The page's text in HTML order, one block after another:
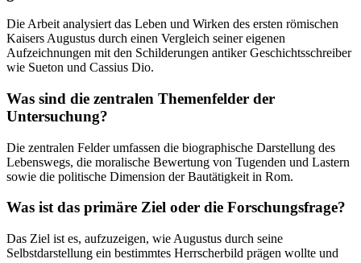
Die Arbeit analysiert das Leben und Wirken des ersten römischen
Kaisers Augustus durch einen Vergleich seiner eigenen
Aufzeichnungen mit den Schilderungen antiker Geschichtsschreiber
wie Sueton und Cassius Dio.
Was sind die zentralen Themenfelder der
Untersuchung?
Die zentralen Felder umfassen die biographische Darstellung des
Lebenswegs, die moralische Bewertung von Tugenden und Lastern
sowie die politische Dimension der Bautätigkeit in Rom.
Was ist das primäre Ziel oder die Forschungsfrage?
Das Ziel ist es, aufzuzeigen, wie Augustus durch seine
Selbstdarstellung ein bestimmtes Herrscherbild prägen wollte und